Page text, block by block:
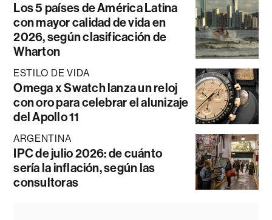
Los 5 países de América Latina
con mayor calidad de vida en
2026, según clasificación de
Wharton
ESTILO DE VIDA
Omega x Swatch lanza un reloj
con oro para celebrar el alunizaje
del Apollo 11
ARGENTINA
IPC de julio 2026: de cuánto
sería la inflación, según las
consultoras